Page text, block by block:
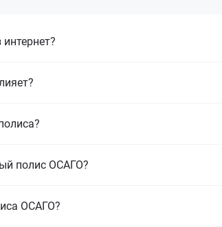
полис ОСАГО?
ОСАГО?